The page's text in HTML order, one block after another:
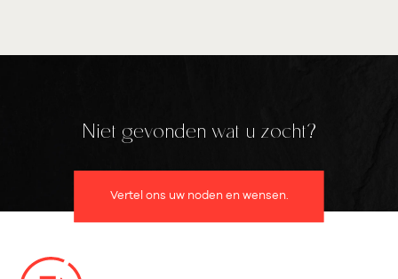
Niet gevonden wat u zocht?
Vertel ons uw noden en wensen.